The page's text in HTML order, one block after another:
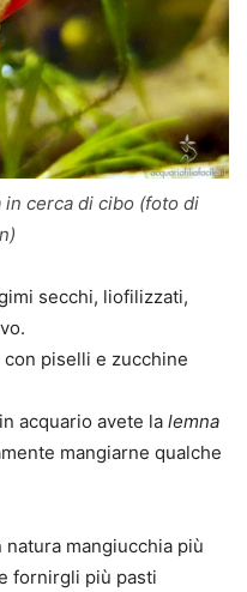
in cerca di cibo (foto di
secchi, liofilizzati,
piselli e zucchine
acquario avete la lemna
mangiarne qualche
mangiucchia più
fornirgli più pasti